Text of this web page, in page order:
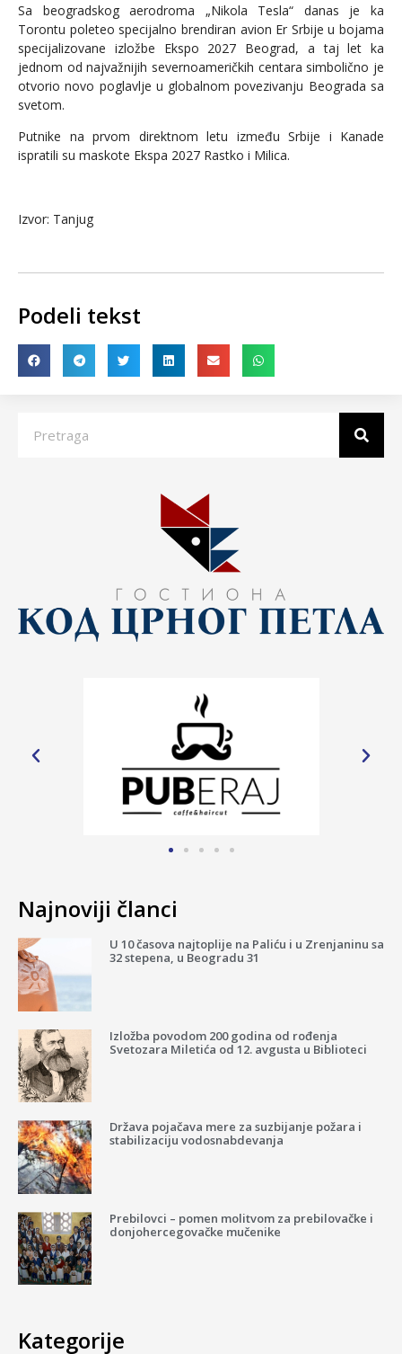
Sa beogradskog aerodroma „Nikola Tesla“ danas je ka
Torontu poleteo specijalno brendiran avion Er Srbije u bojama
specijalizovane izložbe Ekspo 2027 Beograd, a taj let ka
jednom od najvažnijih severnoameričkih centara simbolično je
otvorio novo poglavlje u globalnom povezivanju Beograda sa
svetom.
Putnike na prvom direktnom letu između Srbije i Kanade
ispratili su maskote Ekspa 2027 Rastko i Milica.
Izvor: Tanjug
Podeli tekst
Najnoviji članci
U 10 časova najtoplije na Paliću i u Zrenjaninu sa
32 stepena, u Beogradu 31
Izložba povodom 200 godina od rođenja
Svetozara Miletića od 12. avgusta u Biblioteci
Država pojačava mere za suzbijanje požara i
stabilizaciju vodosnabdevanja
Prebilovci – pomen molitvom za prebilovačke i
donjohercegovačke mučenike
Kategorije